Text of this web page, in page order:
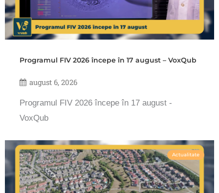
Programul FIV 2026 începe în 17 august – VoxQub
august 6, 2026
Programul FIV 2026 începe în 17 august -
VoxQub
Actualitate